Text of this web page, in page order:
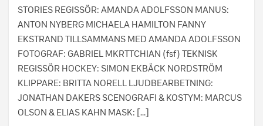
STORIES REGISSÖR: AMANDA ADOLFSSON MANUS:
ANTON NYBERG MICHAELA HAMILTON FANNY
EKSTRAND TILLSAMMANS MED AMANDA ADOLFSSON
FOTOGRAF: GABRIEL MKRTTCHIAN (fsf) TEKNISK
REGISSÖR HOCKEY: SIMON EKBÄCK NORDSTRÖM
KLIPPARE: BRITTA NORELL LJUDBEARBETNING:
JONATHAN DAKERS SCENOGRAFI & KOSTYM: MARCUS
OLSON & ELIAS KAHN MASK: […]